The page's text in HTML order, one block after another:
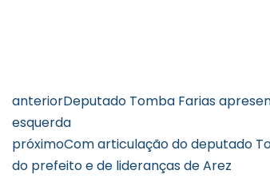
anteriorDeputado Tomba Farias
esquerda
próximoCom articulação do deputado
do prefeito e de lideranças de Arez